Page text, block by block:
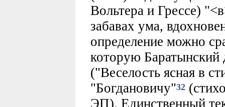
Вольтера и Грессе)
забавах ума,
определение можно
которую Баратынский
("Веселость ясная в
"Богдановичу"32
ЭП). Единственный